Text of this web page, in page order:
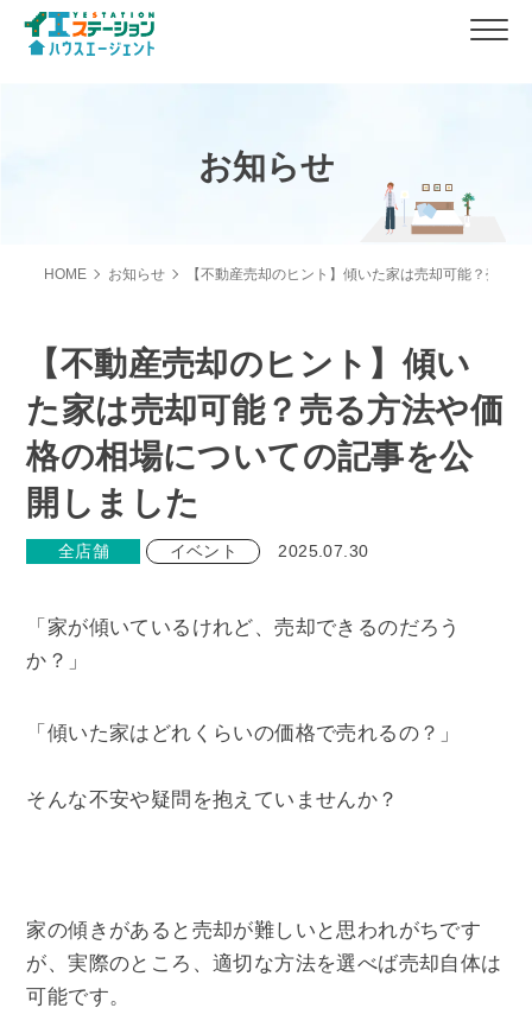
お知らせ
HOME お知らせ 【不動産売却のヒント】傾いた家は売却可能？売る
【不動産売却のヒント】傾い
た家は売却可能？売る方法や価
格の相場についての記事を公
開しました
全店舗 イベント 2025.07.30
「家が傾いているけれど、売却できるのだろう
か？」
「傾いた家はどれくらいの価格で売れるの？」
そんな不安や疑問を抱えていませんか？
家の傾きがあると売却が難しいと思われがちです
が、実際のところ、適切な方法を選べば売却自体は
可能です。